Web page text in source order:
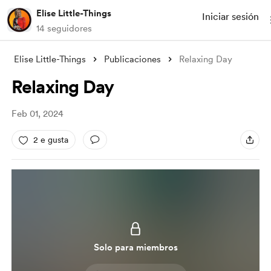
Elise Little-Things
14 seguidores
Iniciar sesión
Elise Little-Things Publicaciones Relaxing Day
Relaxing Day
Feb 01, 2024
2 e gusta
Solo para miembros